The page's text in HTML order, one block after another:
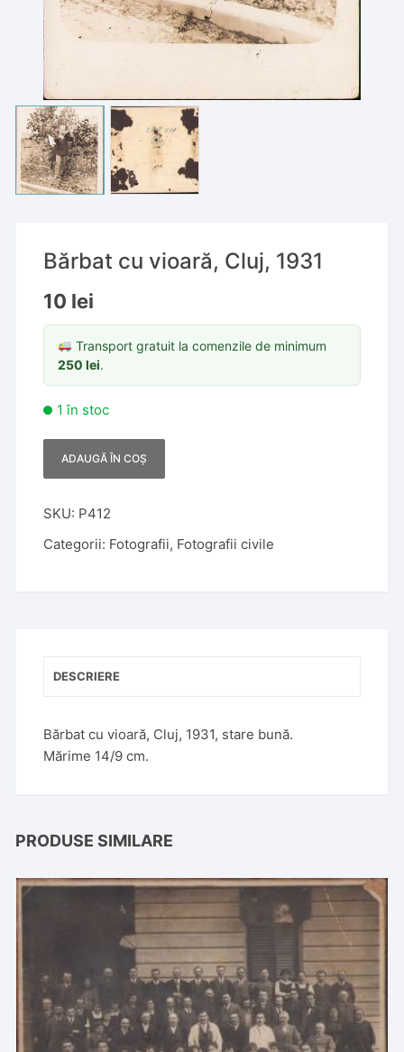
Bărbat cu vioară, Cluj, 1931
10 lei
Transport gratuit la comenzile de minimum
250lei.
1 în stoc
ADAUGĂ ÎN COȘ
t
SKU: P412
Categorii: Fotografii, Fotografii civile
DESCRIERE
Bărbat cu vioară, Cluj, 1931, stare bună.
Mărime 14/9 cm.
PRODUSE SIMILARE